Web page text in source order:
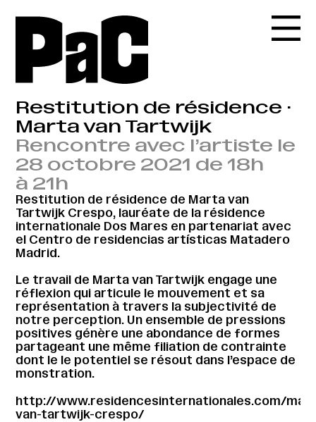
Restitution de résidence ·
Marta van Tartwijk
Rencontre avec l’artiste le
28 octobre 2021 de 18h
à 21h
Restitution de résidence de Marta van
Tartwijk Crespo, lauréate de la résidence
internationale Dos Mares en partenariat avec
el Centro de residencias artísticas Matadero
Madrid.
Le travail de Marta van Tartwijk engage une
réflexion qui articule le mouvement et sa
représentation à travers la subjectivité de
notre perception. Un ensemble de pressions
positives génère une abondance de formes
partageant une même filiation de contrainte
dont le le potentiel se résout dans l’espace de
monstration.
http://www.residencesinternationales.com/
van-tartwijk-crespo/